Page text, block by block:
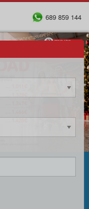
689 859 144